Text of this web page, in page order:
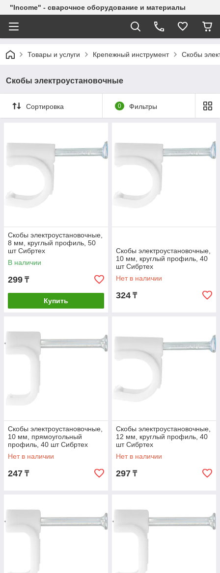
"Income" - сварочное оборудование и материалы
Товары и услуги Крепежный инструмент Скобы
Скобы электроустановочные
Сортировка 0 Фильтры
Скобы электроустановочные,
8 мм, круглый профиль, 50
шт Сибртех
В наличии
299 ₸
Купить
Скобы электроустановочные,
10 мм, круглый профиль, 40
шт Сибртех
Нет в наличии
324 ₸
Скобы электроустановочные,
10 мм, прямоугольный
профиль, 40 шт Сибртех
Нет в наличии
247 ₸
Скобы электроустановочные,
12 мм, круглый профиль, 40
шт Сибртех
Нет в наличии
297 ₸